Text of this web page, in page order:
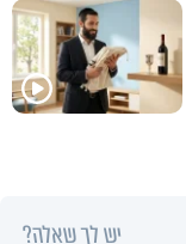
יש לך שאלה?